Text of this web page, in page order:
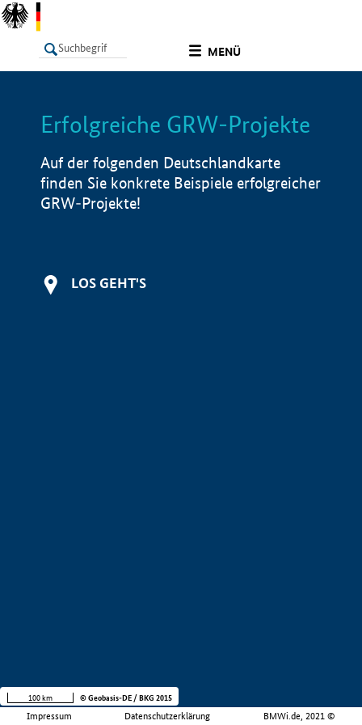
MENÜ
LISTE Info
Erfolgreiche GRW-Projekte
Auf der folgenden Deutschlandkarte
finden Sie konkrete Beispiele erfolgreicher
GRW-Projekte!
LOS GEHT'S
Impressum Datenschutzerklärung BMWi.de, 2021 ©
100 km © Geobasis-DE / BKG 2015